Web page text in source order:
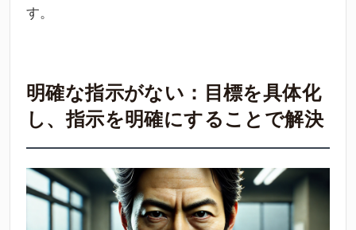
す。
明確な指示がない：目標を具体化
し、指示を明確にすることで解決